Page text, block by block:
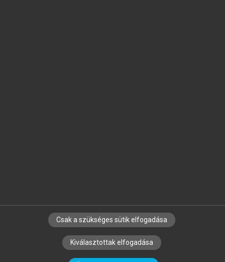
SZERZŐKNEK CÉGEKNEK KÖNYVTÁROSOKNAK
SZERKESZTÉSI ÉS LEKTORÁLÁSI ALAPELVEK
Csak a szükséges sütik elfogadása
Kiválasztottak elfogadása